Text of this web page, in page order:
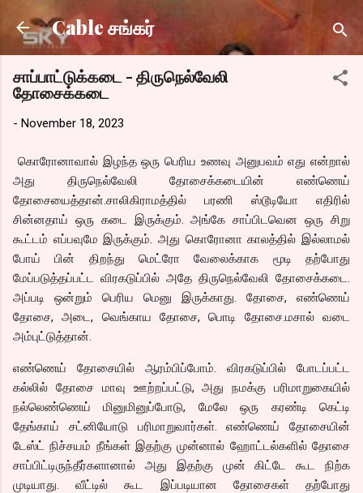
Skip to main content
Cable சங்கர்
சாப்பாட்டுக்கடை - திருநெல்வேலி
தோசைக்கடை
- November 18, 2023
கொரோனாவால் இழந்த ஒரு பெரிய உணவு அனுபவம் எது என்றால்
அது திருநெல்வேலி தோசைக்கடையின் எண்ணெய்
தோசையைத்தான்.சாலிகிராமத்தில் பரணி ஸ்டூடியோ எதிரில்
சின்னதாய் ஒரு கடை இருக்கும். அங்கே சாப்பிடவென ஒரு சிறு
கூட்டம் எப்பவுமே இருக்கும். அது கொரோனா காலத்தில் இல்லாமல்
போய் பின் திறந்து மெட்ரோ வேலைக்காக மூடி தற்போது
மேப்படுத்தப்பட்ட விரகடுப்பில் அதே திருநெல்வேலி தோசைக்கடை.
அப்படி ஒன்றும் பெரிய மெனு இருக்காது. தோசை, எண்ணெய்
தோசை, அடை, வெங்காய தோசை, பொடி தோசை.மசால் வடை
அம்புட்டுத்தான்.
எண்ணெய் தோசையில் ஆரம்பிப்போம். விரகடுப்பில் போடப்பட்ட
கல்லில் தோசை மாவு ஊற்றப்பட்டு, அது நமக்கு பரிமாறுகையில்
நல்லெண்ணெய் மினுமினுப்போடு, மேலே ஒரு கரண்டி கெட்டி
தேங்காய் சட்னியோடு பரிமாறுவார்கள். எண்ணெய் தோசையின்
டேஸ்ட் நிச்சயம் நீங்கள் இதற்கு முன்னால் ஹோட்டல்களில் தோசை
சாப்பிட்டிருந்தீர்களானால் அது இதற்கு முன் கிட்டே கூட நிற்க
முடியாது. வீட்டில் கூட இப்படியான தோசைகள் தற்போது